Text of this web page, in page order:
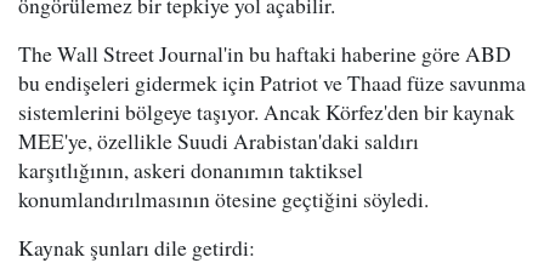
The Wall Street Journal'in bu haftaki haberine göre ABD
bu endişeleri gidermek için Patriot ve Thaad füze savunma
sistemlerini bölgeye taşıyor. Ancak Körfez'den bir kaynak
MEE'ye, özellikle Suudi Arabistan'daki saldırı
karşıtlığının, askeri donanımın taktiksel
konumlandırılmasının ötesine geçtiğini söyledi.
Kaynak şunları dile getirdi: